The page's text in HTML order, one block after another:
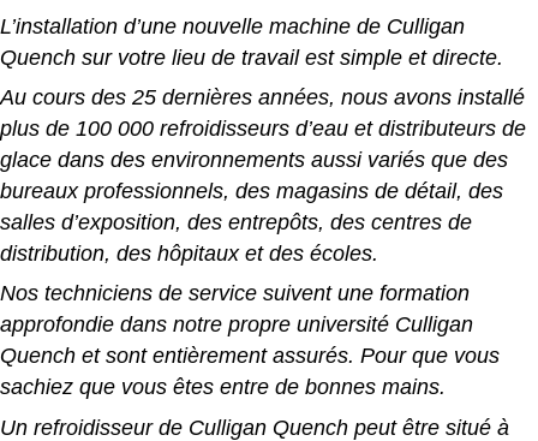
L’installation d’une nouvelle machine de Culligan
Quench sur votre lieu de travail est simple et directe.
Au cours des 25 dernières années, nous avons installé
plus de 100 000 refroidisseurs d’eau et distributeurs de
glace dans des environnements aussi variés que des
bureaux professionnels, des magasins de détail, des
salles d’exposition, des entrepôts, des centres de
distribution, des hôpitaux et des écoles.
Nos techniciens de service suivent une formation
approfondie dans notre propre université Culligan
Quench et sont entièrement assurés. Pour que vous
sachiez que vous êtes entre de bonnes mains.
Un refroidisseur de Culligan Quench peut être situé à